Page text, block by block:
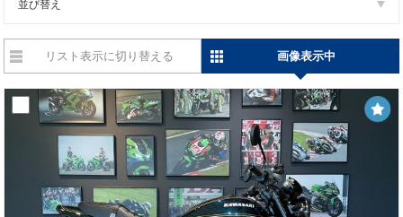
並び替え
リスト表示に切り替える 画像表示中